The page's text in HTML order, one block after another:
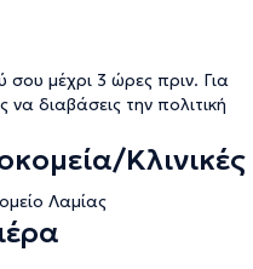
μέχρι 3 ώρες πριν. Για
να διαβάσεις την πολιτική
Κλινικές
Λαμίας